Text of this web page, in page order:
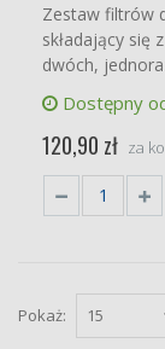
Zestaw filtrów
składający się
dwóch,
Dostępny
120,90 zł za
Pokaż: